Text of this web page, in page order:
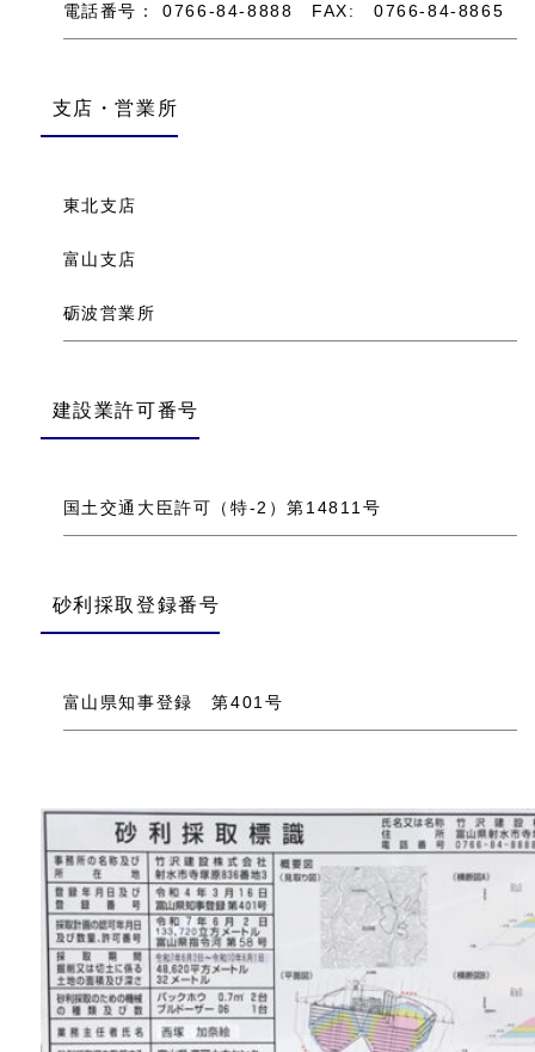
電話番号： 0766-84-8888 FAX: 0766-84-8865
支店・営業所
東北支店
富山支店
砺波営業所
建設業許可番号
国土交通大臣許可（特-2）第14811号
砂利採取登録番号
富山県知事登録 第401号